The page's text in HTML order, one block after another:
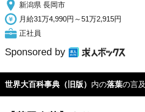
新潟県 長岡市
月給31万4,990円～51万2,915円
正社員
Sponsored by
世界大百科事典（旧版） 内の落葉の言及